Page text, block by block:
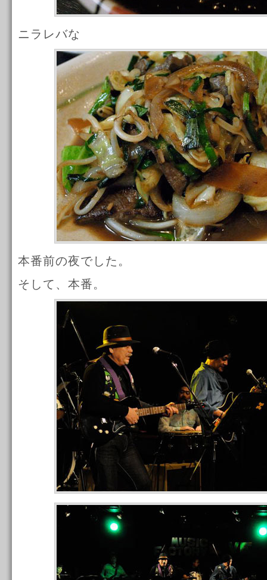
ニラレバな
本番前の夜でした。
そして、本番。